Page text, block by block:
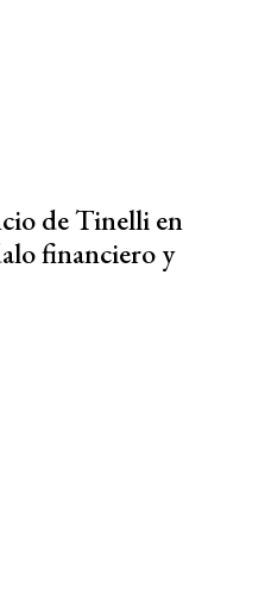
de Tinelli en
financiero y